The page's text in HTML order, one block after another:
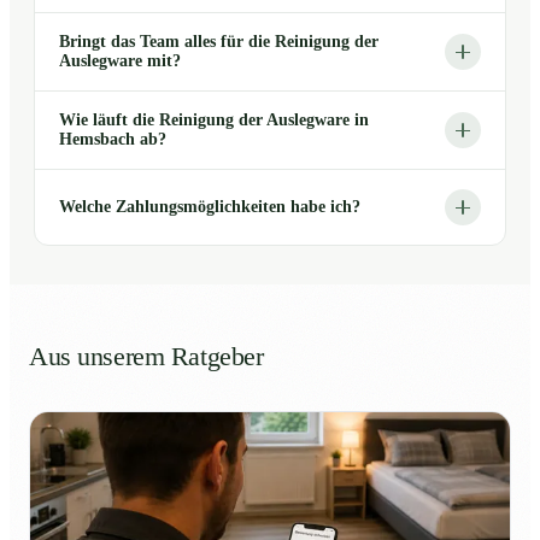
Bringt das Team alles für die Reinigung der
Auslegware mit?
Wie läuft die Reinigung der Auslegware in
Hemsbach ab?
Welche Zahlungsmöglichkeiten habe ich?
Aus unserem Ratgeber